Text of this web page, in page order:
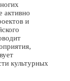
активно
и
культурных